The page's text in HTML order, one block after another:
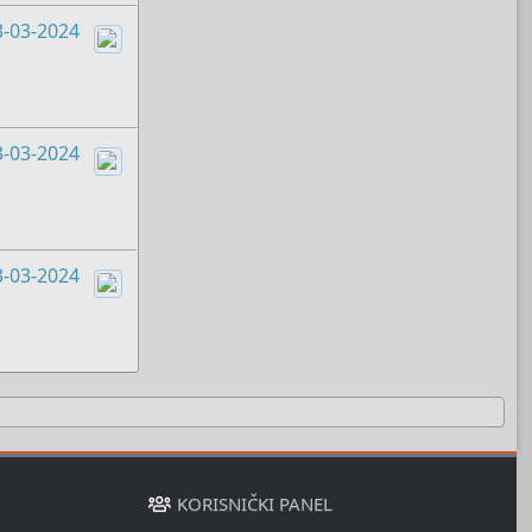
03-2024
03-2024
03-2024
KORISNIČKI PANEL